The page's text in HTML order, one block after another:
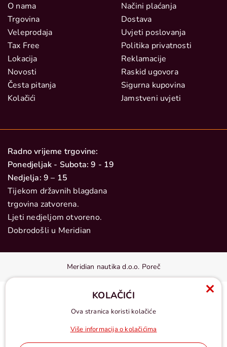
O nama
Trgovina
Veleprodaja
Tax Free
Lokacija
Novosti
Česta pitanja
Kolačići
Načini plaćanja
Dostava
Uvjeti poslovanja
Politika privatnosti
Reklamacije
Raskid ugovora
Sigurna kupovina
Jamstveni uvjeti
Radno vrijeme trgovine:
Ponedjeljak - Subota: 9 - 19
Nedjelja: 9 – 15
Tijekom državnih blagdana
trgovina zatvorena.
Ljeti nedjeljom otvoreno.
Dobrodošli u Meridian
Meridian nautika d.o.o. Poreč
KOLAČIĆI
Ova stranica koristi kolačiće
Više informacija o kolačićima